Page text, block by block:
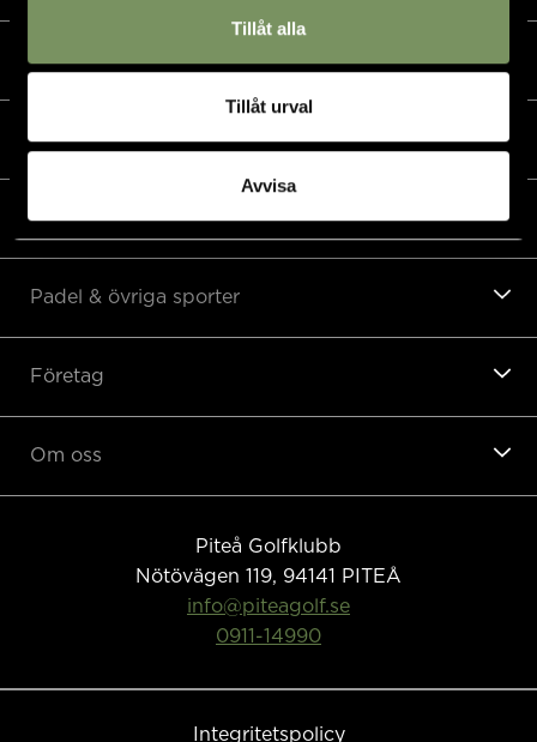
Tillåt alla
Tillåt urval
Avvisa
Golfshop
Restaurang
Hotell
Padel & övriga sporter
Företag
Om oss
Piteå Golfklubb
Nötövägen 119, 94141
PITEÅ
info@piteagolf.se
0911-14990
Integritetspolicy